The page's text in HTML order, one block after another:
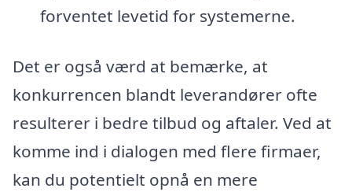
forventet levetid for systemerne.
Det er også værd at bemærke, at
konkurrencen blandt leverandører ofte
resulterer i bedre tilbud og aftaler. Ved at
komme ind i dialogen med flere firmaer,
kan du potentielt opnå en mere